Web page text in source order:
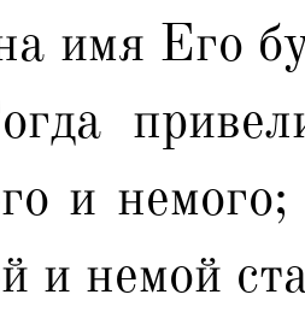
имя Его
и
и немой